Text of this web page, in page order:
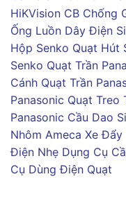
HiKVision CB Chống
Ống Luồn Dây Điện
Hộp Senko Quạt Hút
Senko Quạt Trần
Cánh Quạt Trần
Panasonic Quạt Treo
Panasonic Cầu Dao
Nhôm Ameca Xe Đẩy
Điện Nhẹ Dụng Cụ
Cụ Dùng Điện Quạt